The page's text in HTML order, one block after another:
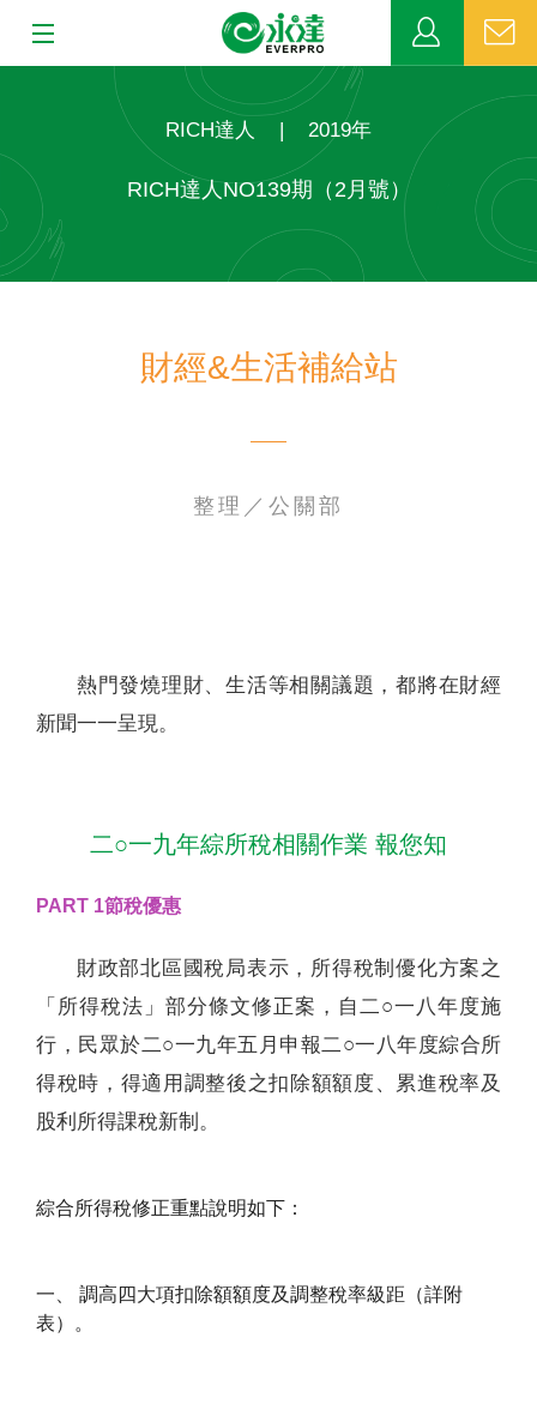
MDRT
RICH達人 | 2019年
RICH達人NO139期（2月號）
財經&生活補給站
整理／公關部
熱門發燒理財、生活等相關議題，都將在財經
新聞一一呈現。
二○一九年綜所稅相關作業 報您知
PART 1節稅優惠
財政部北區國稅局表示，所得稅制優化方案之
「所得稅法」部分條文修正案，自二○一八年度施
行，民眾於二○一九年五月申報二○一八年度綜合所
得稅時，得適用調整後之扣除額額度、累進稅率及
股利所得課稅新制。
綜合所得稅修正重點說明如下：
一、 調高四大項扣除額額度及調整稅率級距（詳附
表）。